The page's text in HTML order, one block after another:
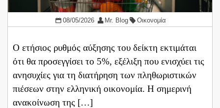
08/05/2026 Mr. Blog Οικονομία
Ο ετήσιος ρυθμός αύξησης του δείκτη εκτιμάται
ότι θα προσεγγίσει το 5%, εξέλιξη που ενισχύει τις
ανησυχίες για τη διατήρηση των πληθωριστικών
πιέσεων στην ελληνική οικονομία. Η σημερινή
ανακοίνωση της […]